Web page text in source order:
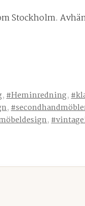
Stockholm.
,#Heminredning,
,
,